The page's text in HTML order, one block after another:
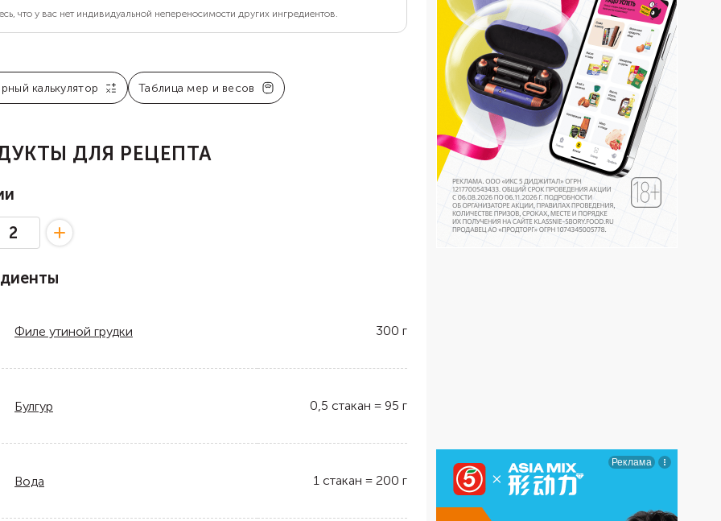
что у вас нет индивидуальной непереносимости других ингредиентов.
калькулятор Таблица мер и весов
ДЛЯ РЕЦЕПТА
Филе утиной грудки 300 г
Булгур 0,5 стакан = 95 г
Вода 1 стакан = 200 г